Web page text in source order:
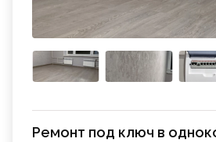
Ремонт под ключ в